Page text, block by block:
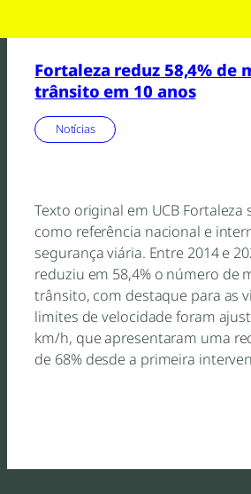
Fortaleza reduz 58,4% de
trânsito em 10 anos
Notícias
Texto original em UCB Fortaleza
como referência nacional e
segurança viária. Entre 2014 e
reduziu em 58,4% o número de
trânsito, com destaque para as
limites de velocidade foram
km/h, que apresentaram uma
de 68% desde a primeira